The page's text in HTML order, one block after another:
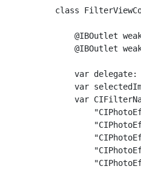
class
@IBOutlet
@IBOutlet
var delegate:
var
var